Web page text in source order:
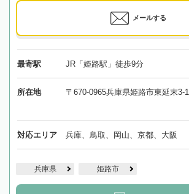
メールする
最寄駅 JR「姫路駅」徒歩9分
所在地 〒670-0965兵庫県姫路市東延末3-
対応エリア 兵庫、鳥取、岡山、京都、大阪
兵庫県 姫路市